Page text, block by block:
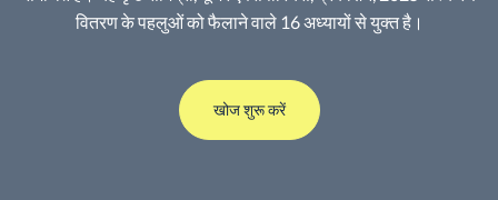
वितरण के पहलुओं को फैलाने वाले 16 अध्यायों से युक्त है।
खोज शुरू करें